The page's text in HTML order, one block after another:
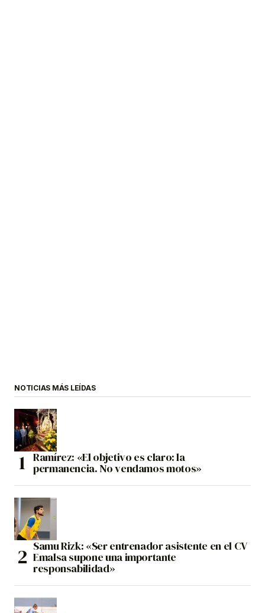
NOTICIAS MÁS LEÍDAS
Ramírez: «El objetivo es claro: la
permanencia. No vendamos motos»
Samu Rizk: «Ser entrenador asistente en el CV
Emalsa supone una importante
responsabilidad»